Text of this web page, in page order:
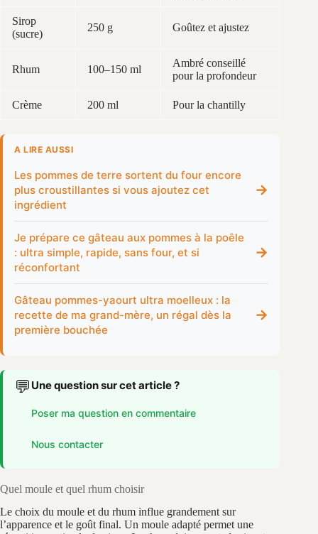
Sirop
(sucre)
250 g Goûtez et ajustez
Rhum 100–150 ml
Ambré conseillé
pour la profondeur
Crème 200 ml Pour la chantilly
A LIRE AUSSI
Les pommes de terre sortent du four encore
plus croustillantes si vous ajoutez cet
ingrédient
→
Je prépare ce gâteau aux pommes à la poêle
: ultra simple, rapide, sans four, et si
réconfortant
→
Gâteau pommes-yaourt ultra moelleux : la
recette de ma grand-mère, un régal dès la
première bouchée
→
💬 Une question sur cet article ?
Poser ma question en commentaire
Nous contacter
Quel moule et quel rhum choisir
Le choix du moule et du rhum influe grandement sur
l’apparence et le goût final. Un moule adapté permet une